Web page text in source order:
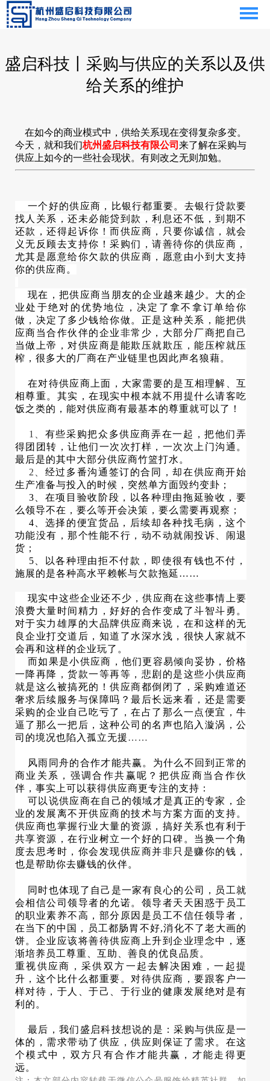
盛启科技丨采购与供应的关系以及供
给关系的维护
在如今的商业模式中，供给关系现在变得复杂多变。
今天，就和我们杭州盛启科技有限公司 来了解在采购与
供应上如今的一些社会现状。有则改之无则加勉。
一个好的供应商，比银行都重要。去银行贷款要
找人关系，还未必能贷到款，利息还不低，到期不
还款，还得起诉你！而供应商，只要你诚信，就会
义无反顾去支持你！采购们，请善待你的供应商，
尤其是愿意给你欠款的供应商，愿意由小到大支持
你的供应商。
现在，把供应商当朋友的企业越来越少。大的企
业处于绝对的优势地位，决定了拿不拿订单给你
做，决定了多少钱给你做。正是这种关系，能把供
应商当合作伙伴的企业非常少，大部分厂商把自己
当做上帝，对供应商是能欺压就欺压，能压榨就压
榨，很多大的厂商在产业链里也因此声名狼藉。
在对待供应商上面，大家需要的是互相理解、互
相尊重。其实，在现实中根本就不用提什么请客吃
饭之类的，能对供应商有最基本的尊重就可以了！
1、 有些采购把众多供应商弄在一起，把他们弄
得团团转，让他们一次次打样，一次次上门沟通。
最后是的其中大部分供应商竹篮打水。
2、 经过多番沟通签订的合同，却在供应商开始
生产准备与投入的时候，突然单方面毁约变卦；
3、在项目验收阶段，以各种理由拖延验收，要
么领导不在，要么等开会决策，要么需要再观察；
4、选择的便宜货品，后续却各种找毛病，这个
功能没有，那个性能不行，动不动就闹投诉、闹退
货；
5、以各种理由拒不付款，即使很有钱也不付，
施展的是各种高水平赖帐与欠款拖延……
现实中这些企业还不少，供应商在这些事情上要
浪费大量时间精力，好好的合作变成了斗智斗勇。
对于实力雄厚的大品牌供应商来说，在和这样的无
良企业打交道后，知道了水深水浅，很快人家就不
会再和这样的企业玩了。
而如果是小供应商，他们更容易倾向妥协，价格
一降再降，货款一等再等，悲剧的是这些小供应商
就是这么被搞死的！供应商都倒闭了，采购难道还
奢求后续服务与保障吗？最后长远来看，还是需要
采购的企业自己吃亏了，在占了那么一点便宜，牛
逼了那么一把后，这种公司的名声也陷入漩涡，公
司的境况也陷入孤立无援……
风雨同舟的合作才能共赢。为什么不回到正常的
商业关系，强调合作共赢呢？把供应商当合作伙
伴，事实上可以获得供应商更专注的支持：
可以说供应商在自己的领域才是真正的专家，企
业的发展离不开供应商的技术与方案方面的支持。
供应商也掌握行业大量的资源，搞好关系也有利于
共享资源，在行业树立一个好的口碑。当换一个角
度去思考时，你会发现供应商并非只是赚你的钱，
也是帮助你去赚钱的伙伴。
同时也体现了自己是一家有良心的公司，员工就
会相信公司领导者的允诺。领导者天天困惑于员工
的职业素养不高，部分原因是员工不信任领导者，
在当下的中国，员工都肠胃不好,消化不了老大画的
饼。企业应该将善待供应商上升到企业理念中，逐
渐培养员工尊重、互助、善良的优良品质。
重视供应商，采供双方一起去解决困难，一起提
升，这个比什么都重要。对待供应商，要跟客户一
样对待，于人、于己、于行业的健康发展绝对是有
利的。
最后，我们盛启科技想说的是：采购与供应是一
体的，需求带动了供应，供应则保证了需求。在这
个模式中，双方只有合作才能共赢，才能走得更
远。